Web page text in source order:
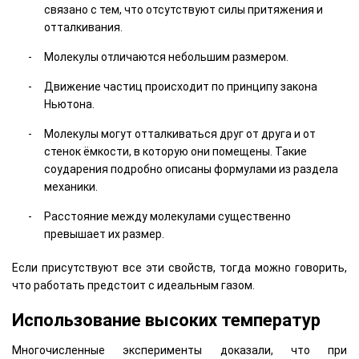
связано с тем, что отсутствуют силы притяжения и
отталкивания.
Молекулы отличаются небольшим размером.
Движение частиц происходит по принципу закона
Ньютона.
Молекулы могут отталкиваться друг от друга и от
стенок ёмкости, в которую они помещены. Такие
соударения подробно описаны формулами из раздела
механики.
Расстояние между молекулами существенно
превышает их размер.
Если присутствуют все эти свойств, тогда можно говорить,
что работать предстоит с идеальным газом.
Использование высоких температур
Многочисленные эксперименты доказали, что при